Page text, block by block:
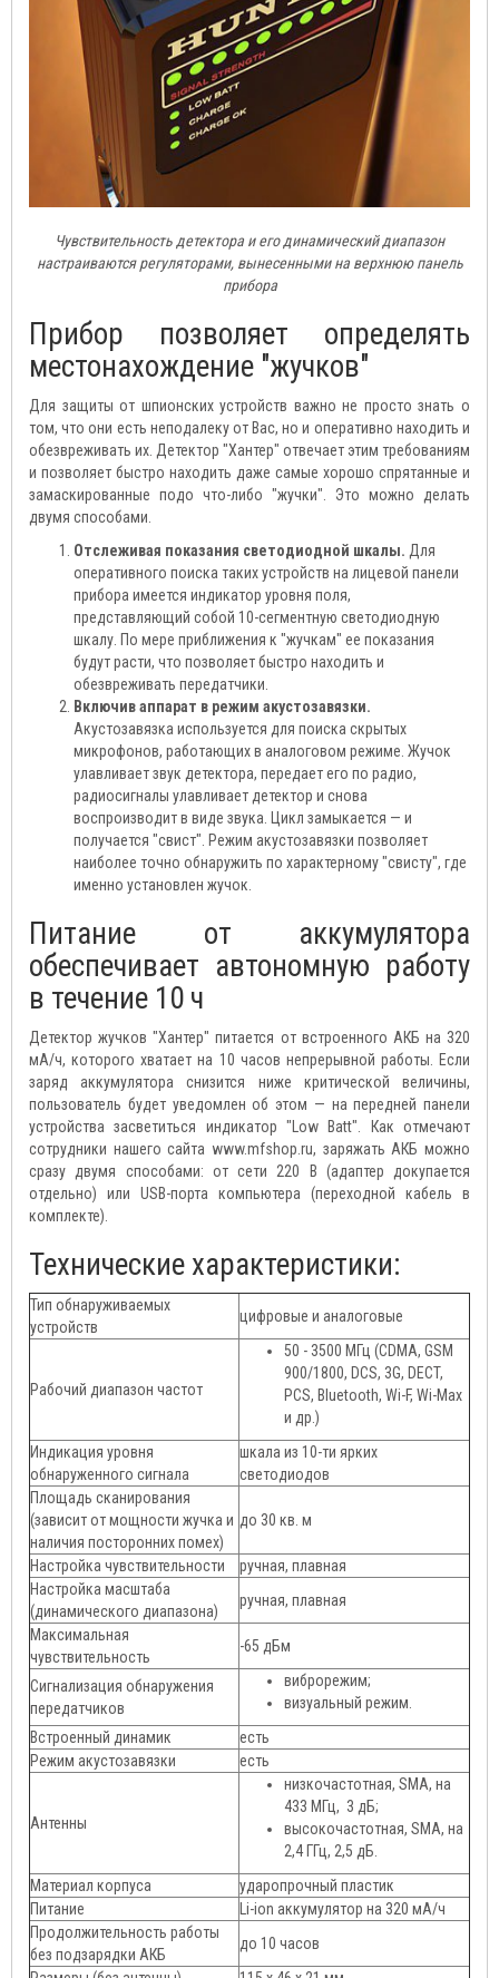
Чувствительность детектора и его динамический диапазон
настраиваются регуляторами, вынесенными на верхнюю панель
прибора
Прибор позволяет определять
местонахождение "жучков"
Для защиты от шпионских устройств важно не просто знать о
том, что они есть неподалеку от Вас, но и оперативно находить и
обезвреживать их. Детектор "Хантер" отвечает этим требованиям
и позволяет быстро находить даже самые хорошо спрятанные и
замаскированные подо что-либо "жучки". Это можно делать
двумя способами.
Отслеживая показания светодиодной шкалы. Для
оперативного поиска таких устройств на лицевой панели
прибора имеется индикатор уровня поля,
представляющий собой 10-сегментную светодиодную
шкалу. По мере приближения к "жучкам" ее показания
будут расти, что позволяет быстро находить и
обезвреживать передатчики.
Включив аппарат в режим акустозавязки.
Акустозавязка используется для поиска скрытых
микрофонов, работающих в аналоговом режиме. Жучок
улавливает звук детектора, передает его по радио,
радиосигналы улавливает детектор и снова
воспроизводит в виде звука. Цикл замыкается — и
получается "свист". Режим акустозавязки позволяет
наиболее точно обнаружить по характерному "свисту", где
именно установлен жучок.
Питание от аккумулятора
обеспечивает автономную работу
в течение 10 ч
Детектор жучков "Хантер" питается от встроенного АКБ на 320
мА/ч, которого хватает на 10 часов непрерывной работы. Если
заряд аккумулятора снизится ниже критической величины,
пользователь будет уведомлен об этом — на передней панели
устройства засветиться индикатор "Low Batt". Как отмечают
сотрудники нашего сайта www.mfshop.ru, заряжать АКБ можно
сразу двумя способами: от сети 220 В (адаптер докупается
отдельно) или USB-порта компьютера (переходной кабель в
комплекте).
Технические характеристики:
Тип обнаруживаемых
устройств
цифровые и аналоговые
Рабочий диапазон частот
50 - 3500 МГц (CDMA, GSM
900/1800, DCS, 3G, DECT,
PCS, Bluetooth, Wi-F, Wi-Max
и др.)
Индикация уровня
обнаруженного сигнала
шкала из 10-ти ярких
светодиодов
Площадь сканирования
(зависит от мощности жучка и
наличия посторонних помех)
до 30 кв. м
Настройка чувствительности
ручная, плавная
Настройка масштаба
(динамического диапазона)
ручная, плавная
Максимальная
чувствительность
-65 дБм
Сигнализация обнаружения
передатчиков
виброрежим;
визуальный режим.
Встроенный динамик
есть
Режим акустозавязки
есть
Антенны
низкочастотная, SMA, на
433 МГц, 3 дБ;
высокочастотная, SMA, на
2,4 ГГц, 2,5 дБ.
Материал корпуса
ударопрочный пластик
Питание
Li-ion аккумулятор на 320 мА/ч
Продолжительность работы
без подзарядки АКБ
до 10 часов